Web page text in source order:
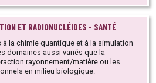
ET RADIONUCLÉIDES - SANTÉ
la chimie quantique et à la simulation
domaines aussi variés que la
rayonnement/matière ou les
en milieu biologique.